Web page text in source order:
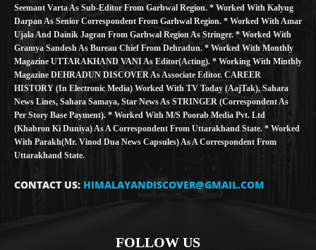
Seemant Varta As Sub-Editor From Garhwal Region. * Worked With Kalyug
Darpan As Senior Correspondent From Garhwal Region. * Worked With Amar
Ujala And Dainik Jagran From Garhwal Region As Stringer. * Worked With
Gramya Sandesh As Bureau Chief From Dehradun. * Worked With Monthly
Magazine UTTARAKHAND VANI As Editor(Acting). * Working With Minthly
Magazine DEHRADUN DISCOVER As Associate Editor. CAREER
HISTORY (in Electronic Media) Worked With TV Today (AajTak), Sahara
News Lines, Sahara Samaya, Star News As STRINGER (Correspondent As
Per Story Base Payment). * Worked With M/S Poorab Media Pvt. Ltd
(Khabron Ki Duniya) As A Correspondent From Uttarakhand State. * Worked
With Parakh(Mr. Vinod Dua News Capsules) As A Correspondent From
Uttarakhand State.
CONTACT US: HIMALAYANDISCOVER@GMAIL.COM
FOLLOW US